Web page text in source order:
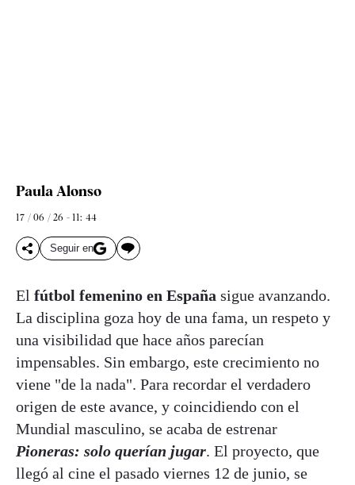
Paula Alonso
17 / 06 / 26 - 11: 44
Seguir en
El fútbol femenino en España sigue avanzando.
La disciplina goza hoy de una fama, un respeto y
una visibilidad que hace años parecían
impensables. Sin embargo, este crecimiento no
viene "de la nada". Para recordar el verdadero
origen de este avance, y coincidiendo con el
Mundial masculino, se acaba de estrenar
Pioneras: solo querían jugar. El proyecto, que
llegó al cine el pasado viernes 12 de junio, se